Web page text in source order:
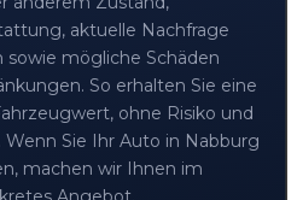
aktuelle Nachfrage
mögliche Schäden
So erhalten Sie eine
ohne Risiko und
Sie Ihr Auto in Nabburg
machen wir Ihnen im